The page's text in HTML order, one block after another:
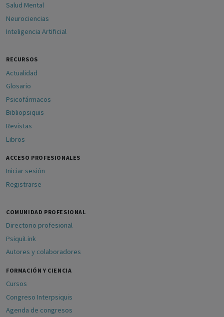
Salud Mental
Neurociencias
Inteligencia Artificial
RECURSOS
Actualidad
Glosario
Psicofármacos
Bibliopsiquis
Revistas
Libros
ACCESO PROFESIONALES
Iniciar sesión
Registrarse
COMUNIDAD PROFESIONAL
Directorio profesional
PsiquiLink
Autores y colaboradores
FORMACIÓN Y CIENCIA
Cursos
Congreso Interpsiquis
Agenda de congresos